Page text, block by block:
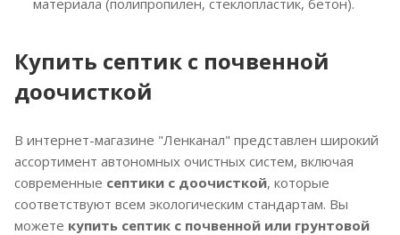
материала (полипропилен, стеклопластик, бетон).
Купить септик с почвенной
доочисткой
В интернет-магазине "Ленканал" представлен широкий
ассортимент автономных очистных систем, включая
современные септики с доочисткой, которые
соответствуют всем экологическим стандартам. Вы
можете купить септик с почвенной или грунтовой